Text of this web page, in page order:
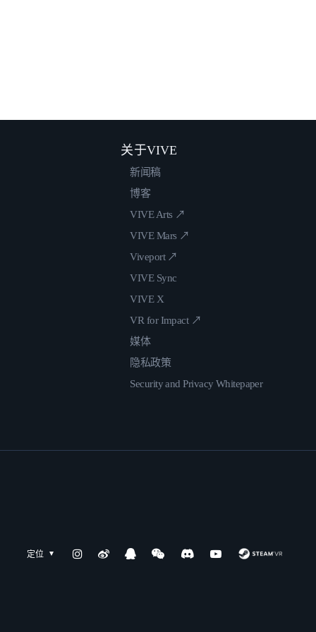
关于VIVE
新闻稿
博客
VIVE Arts ↗
VIVE Mars ↗
Viveport ↗
VIVE Sync
VIVE X
VR for Impact ↗
媒体
隐私政策
Security and Privacy Whitepaper
定位